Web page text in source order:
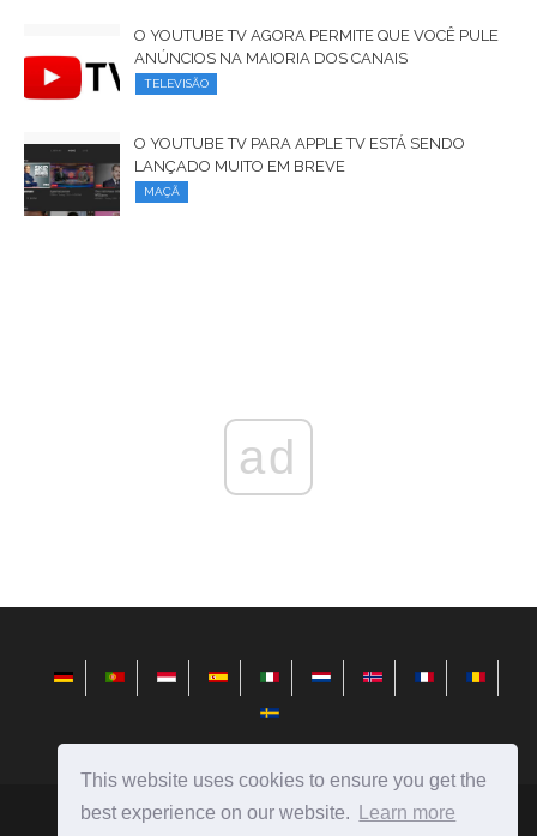
This website uses cookies to ensure you get the
best experience on our website.
Learn more
O YOUTUBE TV AGORA PERMITE QUE VOCÊ PULE
ANÚNCIOS NA MAIORIA DOS CANAIS
TELEVISÃO
O YOUTUBE TV PARA APPLE TV ESTÁ SENDO
LANÇADO MUITO EM BREVE
MAÇÃ
ad
2026